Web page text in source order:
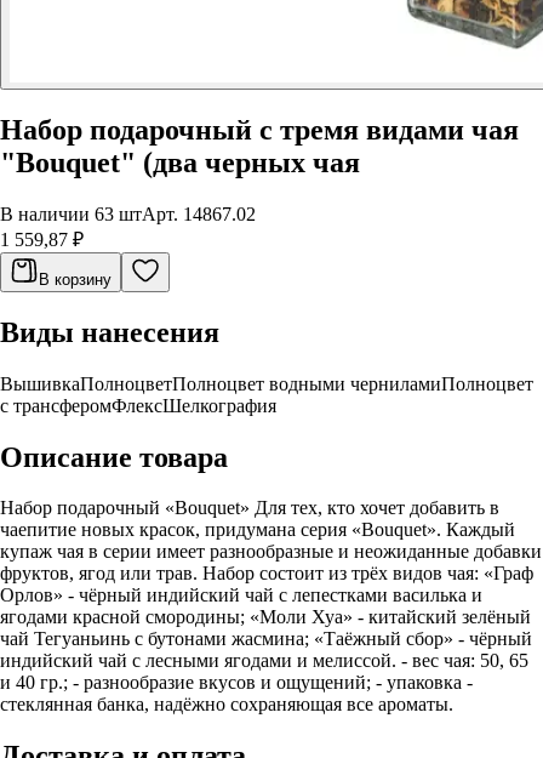
Набор подарочный с тремя видами чая
"Bouquet" (два черных чая
В наличии 63 штАрт. 14867.02
1 559,87 ₽
В корзину
Виды нанесения
ВышивкаПолноцветПолноцвет водными черниламиПолноцвет
с трансферомФлексШелкография
Описание товара
Набор подарочный «Bouquet» Для тех, кто хочет добавить в
чаепитие новых красок, придумана серия «Bouquet». Каждый
купаж чая в серии имеет разнообразные и неожиданные добавки
фруктов, ягод или трав. Набор состоит из трёх видов чая: «Граф
Орлов» - чёрный индийский чай с лепестками василька и
ягодами красной смородины; «Моли Хуа» - китайский зелёный
чай Тегуаньинь с бутонами жасмина; «Таёжный сбор» - чёрный
индийский чай с лесными ягодами и мелиссой. - вес чая: 50, 65
и 40 гр.; - разнообразие вкусов и ощущений; - упаковка -
стеклянная банка, надёжно сохраняющая все ароматы.